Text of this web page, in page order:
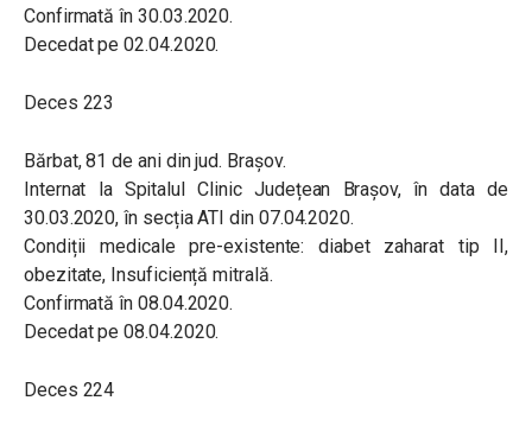
Confirmată în 30.03.2020.
Decedat pe 02.04.2020.
Deces 223
Bărbat, 81 de ani din jud. Brașov.
Internat la Spitalul Clinic Județean Brașov, în data de
30.03.2020, în secția ATI din 07.04.2020.
Condiții medicale pre-existente: diabet zaharat tip II,
obezitate, Insuficiență mitrală.
Confirmată în 08.04.2020.
Decedat pe 08.04.2020.
Deces 224